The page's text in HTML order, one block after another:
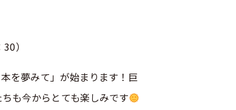
）
を夢みて」が始まります！巨
も今からとても楽しみです